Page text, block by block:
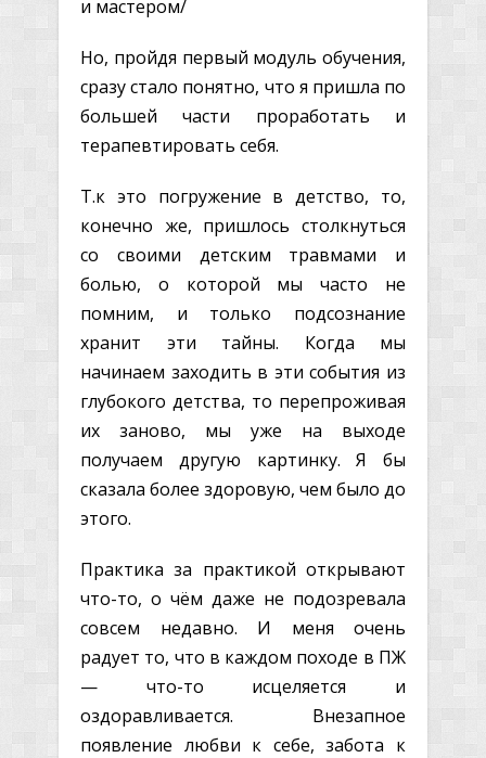
и мастером/
Но, пройдя первый модуль обучения,
сразу стало понятно, что я пришла по
большей части проработать и
терапевтировать себя.
Т.к это погружение в детство, то,
конечно же, пришлось столкнуться
со своими детским травмами и
болью, о которой мы часто не
помним, и только подсознание
хранит эти тайны. Когда мы
начинаем заходить в эти события из
глубокого детства, то перепроживая
их заново, мы уже на выходе
получаем другую картинку. Я бы
сказала более здоровую, чем было до
этого.
Практика за практикой открывают
что-то, о чём даже не подозревала
совсем недавно. И меня очень
радует то, что в каждом походе в ПЖ
— что-то исцеляется и
оздоравливается. Внезапное
появление любви к себе, забота к